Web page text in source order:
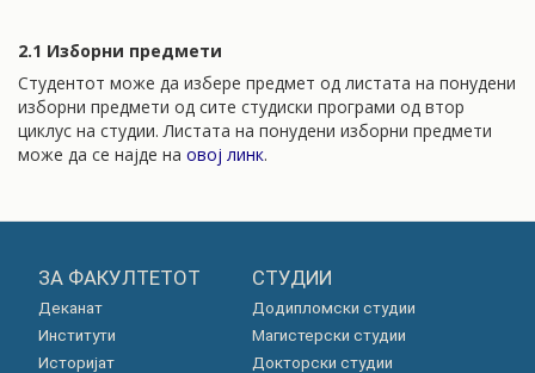
2.1 Изборни предмети
Студентот може да избере предмет од листата на понудени
изборни предмети од сите студиски програми од втор
циклус на студии. Листата на понудени изборни предмети
може да се најде на овој линк.
ЗА ФАКУЛТЕТОТ
Деканат
Институти
Историјат
СТУДИИ
Додипломски студии
Магистерски студии
Докторски студии